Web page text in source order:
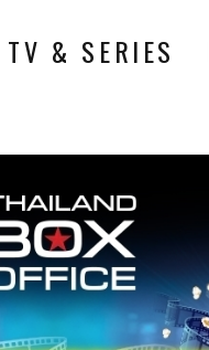
TV & SERIES